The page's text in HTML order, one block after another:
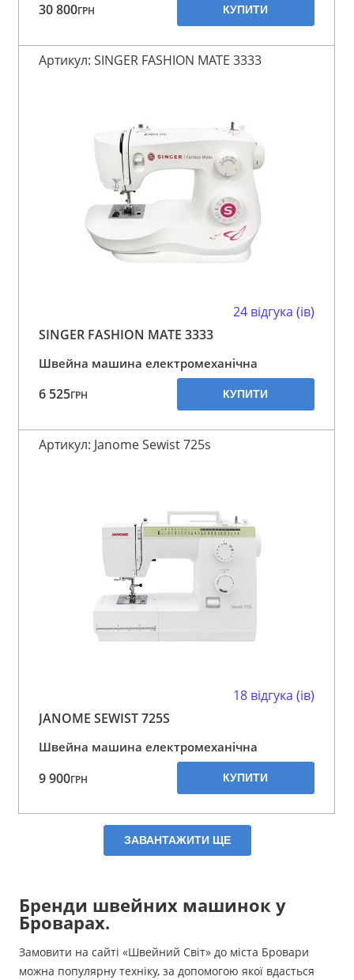
30 800ГРН КУПИТИ
Артикул: SINGER FASHION MATE 3333
24 відгука (ів)
SINGER FASHION MATE 3333
Швейна машина електромеханічна
6 525ГРН КУПИТИ
Артикул: Janome Sewist 725s
18 відгука (ів)
JANOME SEWIST 725S
Швейна машина електромеханічна
9 900ГРН КУПИТИ
ЗАВАНТАЖИТИ ЩЕ
Бренди швейних машинок у
Броварах.
Замовити на сайті «Швейний Світ» до міста Бровари
можна популярну техніку, за допомогою якої вдасться